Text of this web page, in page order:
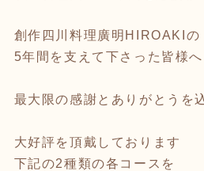
創作四川料理廣明HIROAKIの
5年間を支えて下さった皆様へ
最大限の感謝とありがとうを
大好評を頂戴しております
下記の2種類の各コースを